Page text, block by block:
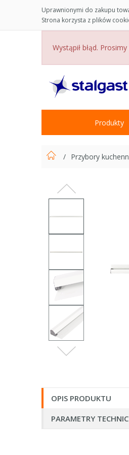
Uprawnionymi do zakupu
Strona korzysta z plików
Wystąpił błąd.
Produkty
Przybory
OPIS PRODUKTU
PARAMETRY